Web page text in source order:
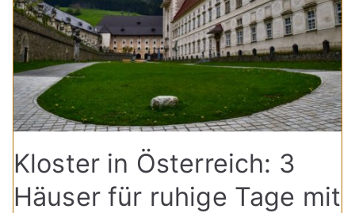
Kloster in Österreich: 3
Häuser für ruhige Tage mit